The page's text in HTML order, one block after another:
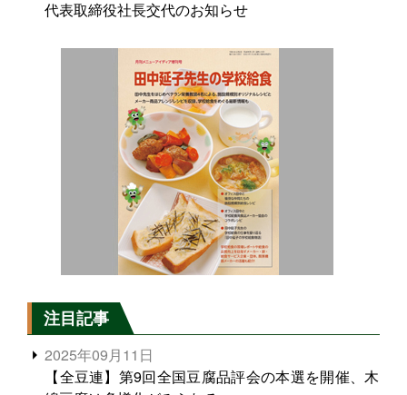
代表取締役社長交代のお知らせ
注目記事
2025年09月11日
【全豆連】第9回全国豆腐品評会の本選を開催、木